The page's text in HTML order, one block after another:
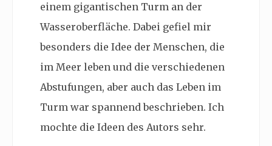
einem gigantischen Turm an der
Wasseroberfläche. Dabei gefiel mir
besonders die Idee der Menschen, die
im Meer leben und die verschiedenen
Abstufungen, aber auch das Leben im
Turm war spannend beschrieben. Ich
mochte die Ideen des Autors sehr.